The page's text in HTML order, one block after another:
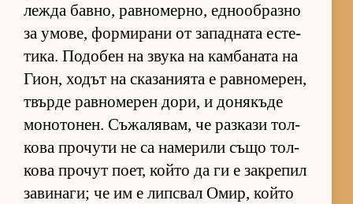
лежда бав­но, рав­но­мер­но, ед­но­об­разно
за умо­ве, фор­ми­рани от за­пад­ната ес­те­
ти­ка. По­до­бен на звука на кам­ба­ната на
Ги­он, хо­дът на ска­за­ни­ята е рав­но­ме­рен,
твърде рав­но­ме­рен до­ри, и до­ня­къде
мо­но­то­нен. Съ­жа­ля­вам, че раз­кази тол­
кова про­чути не са на­ме­рили също тол­
кова про­чут по­ет, който да ги е зак­ре­пил
за­ви­на­ги; че им е лип­с­вал Омир, който